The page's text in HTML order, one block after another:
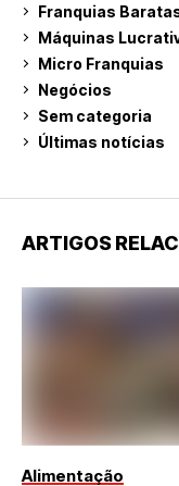
Franquias
Máquinas
Micro Franquias
Negócios
Sem categoria
Últimas notícias
ARTIGOS
Alimentação